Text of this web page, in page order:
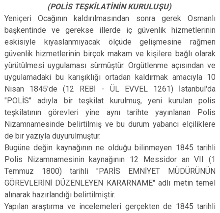
(POLİS TEŞKİLATİNİN KURULUŞU)
Yeniçeri Ocağının kaldırılmasından sonra gerek Osmanlı
başkentinde ve gerekse illerde iç güvenlik hizmetlerinin
eskisiyle kıyaslanmıyacak ölçüde gelişmesine rağmen
güvenlik hizmetlerinin birçok makam ve kişilere bağlı olarak
yürütülmesi uygulaması sürmüştür. Örgütlenme açısından ve
uygulamadaki bu karışıklığı ortadan kaldırmak amacıyla 10
Nisan 1845'de (12 REBİ - ÜL EVVEL 1261) İstanbul'da
"POLİS" adıyla bir teşkilat kurulmuş, yeni kurulan polis
teşkilatının görevleri yine aynı tarihte yayınlanan Polis
Nizamnamesinde belirtilmiş ve bu durum yabancı elçiliklere
de bir yazıyla duyurulmuştur.
Bugüne değin kaynağının ne olduğu bilinmeyen 1845 tarihli
Polis Nizamnamesinin kaynağının 12 Messidor an VII (1
Temmuz 1800) tarihli "PARİS EMNİYET MÜDÜRÜNÜN
GÖREVLERİNİ DÜZENLEYEN KARARNAME" adlı metin temel
alınarak hazırlandığı belirtilmiştir.
Yapılan araştırma ve incelemeleri gerçekten de 1845 tarihli